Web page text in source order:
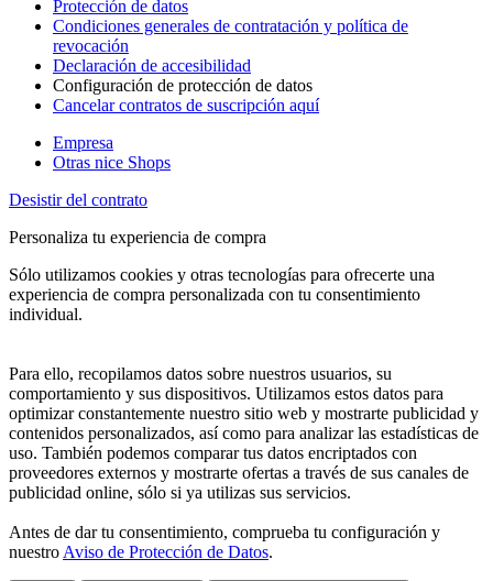
Protección de datos
Condiciones generales de contratación y política de
revocación
Declaración de accesibilidad
Configuración de protección de datos
Cancelar contratos de suscripción aquí
Empresa
Otras nice Shops
Desistir del contrato
Personaliza tu experiencia de compra
Sólo utilizamos cookies y otras tecnologías para ofrecerte una
experiencia de compra personalizada con tu consentimiento
individual.
Para ello, recopilamos datos sobre nuestros usuarios, su
comportamiento y sus dispositivos. Utilizamos estos datos para
optimizar constantemente nuestro sitio web y mostrarte publicidad y
contenidos personalizados, así como para analizar las estadísticas de
uso. También podemos comparar tus datos encriptados con
proveedores externos y mostrarte ofertas a través de sus canales de
publicidad online, sólo si ya utilizas sus servicios.
Antes de dar tu consentimiento, comprueba tu configuración y
nuestro Aviso de Protección de Datos.